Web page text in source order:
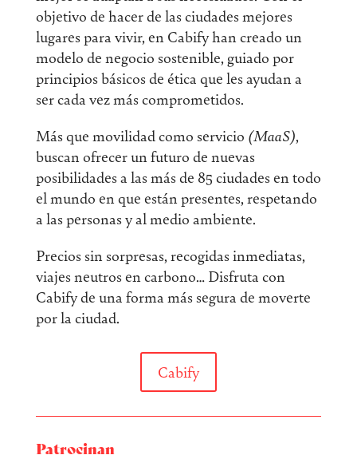
objetivo de hacer de las ciudades mejores
lugares para vivir, en Cabify han creado un
modelo de negocio sostenible, guiado por
principios básicos de ética que les ayudan a
ser cada vez más comprometidos.
Más que movilidad como servicio (MaaS),
buscan ofrecer un futuro de nuevas
posibilidades a las más de 85 ciudades en todo
el mundo en que están presentes, respetando
a las personas y al medio ambiente.
Precios sin sorpresas, recogidas inmediatas,
viajes neutros en carbono… Disfruta con
Cabify de una forma más segura de moverte
por la ciudad.
Cabify
Patrocinan